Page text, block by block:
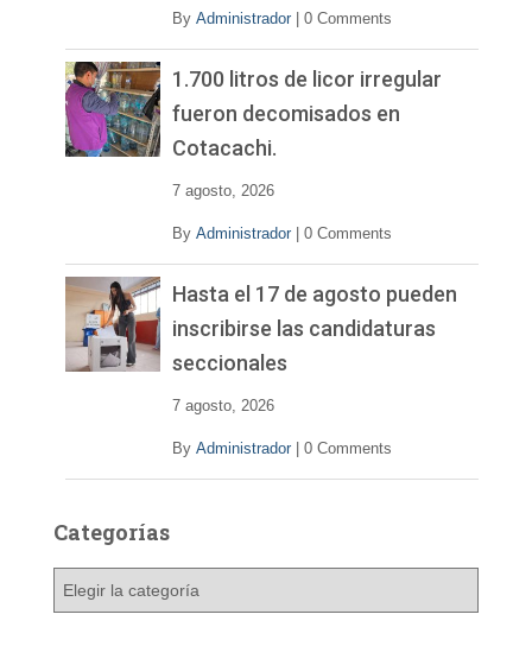
By Administrador 0 Comments
1.700 litros de licor irregular
fueron decomisados en
Cotacachi.
7 agosto, 2026
By Administrador 0 Comments
Hasta el 17 de agosto pueden
inscribirse las candidaturas
seccionales
7 agosto, 2026
By Administrador 0 Comments
Categorías